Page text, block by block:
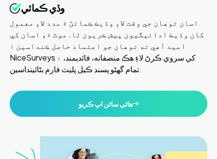
وڏي ڪمائي
اسان توهان جي وقت لاءِ وڌيڪ ڪمائڻ ۾ مدد لاءِ معمول
کان وڌيڪ ادائيگيون پيش ڪريون ٿا. موٽ ۾، اسان کي
اميد آهي ته توهان جو اعتماد حاصل ڪنداسين ۽
NiceSurveys کي سروي ڪرڻ لاءِ هڪ منصفانه، فائديمند، ۽
تمام گهڻو پسند ڪيل پليٽ فارم بڻائينداسين.
هاڻي سائن اپ ڪريو